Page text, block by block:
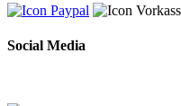
Social Media